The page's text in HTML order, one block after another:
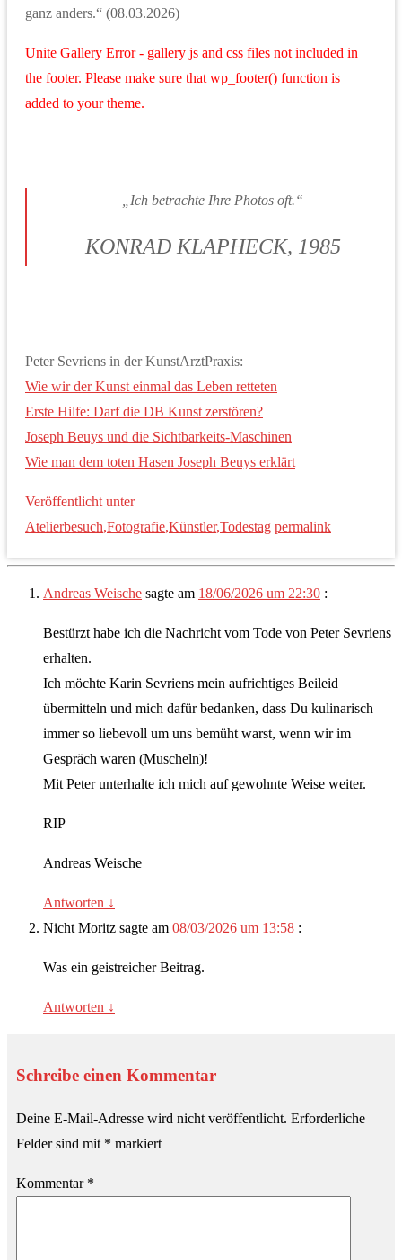
ganz anders.“ (08.03.2026)
Unite Gallery Error - gallery js and css files not included in
the footer. Please make sure that wp_footer() function is
added to your theme.
„Ich betrachte Ihre Photos oft.“
KONRAD KLAPHECK, 1985
Peter Sevriens in der KunstArztPraxis:
Wie wir der Kunst einmal das Leben retteten
Erste Hilfe: Darf die DB Kunst zerstören?
Joseph Beuys und die Sichtbarkeits-Maschinen
Wie man dem toten Hasen Joseph Beuys erklärt
Veröffentlicht unter
Atelierbesuch,Fotografie,Künstler,Todestag permalink
Andreas Weische sagte am 18/06/2026 um 22:30 :
Bestürzt habe ich die Nachricht vom Tode von Peter Sevriens
erhalten.
Ich möchte Karin Sevriens mein aufrichtiges Beileid
übermitteln und mich dafür bedanken, dass Du kulinarisch
immer so liebevoll um uns bemüht warst, wenn wir im
Gespräch waren (Muscheln)!
Mit Peter unterhalte ich mich auf gewohnte Weise weiter.
RIP
Andreas Weische
Antworten ↓
Nicht Moritz sagte am 08/03/2026 um 13:58 :
Was ein geistreicher Beitrag.
Antworten ↓
Schreibe einen Kommentar
Deine E-Mail-Adresse wird nicht veröffentlicht. Erforderliche
Felder sind mit * markiert
Kommentar *